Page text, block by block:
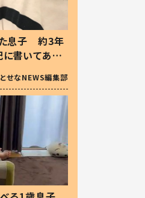
た息子 約3年
書いてあっ
とせなNEWS編集部